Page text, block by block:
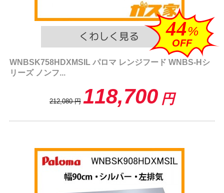
44%
OFF
WNBSK758HDXMSIL パロマ レンジフード WNBS-Hシ
リーズ ノンフ...
212,080 円 118,700 円